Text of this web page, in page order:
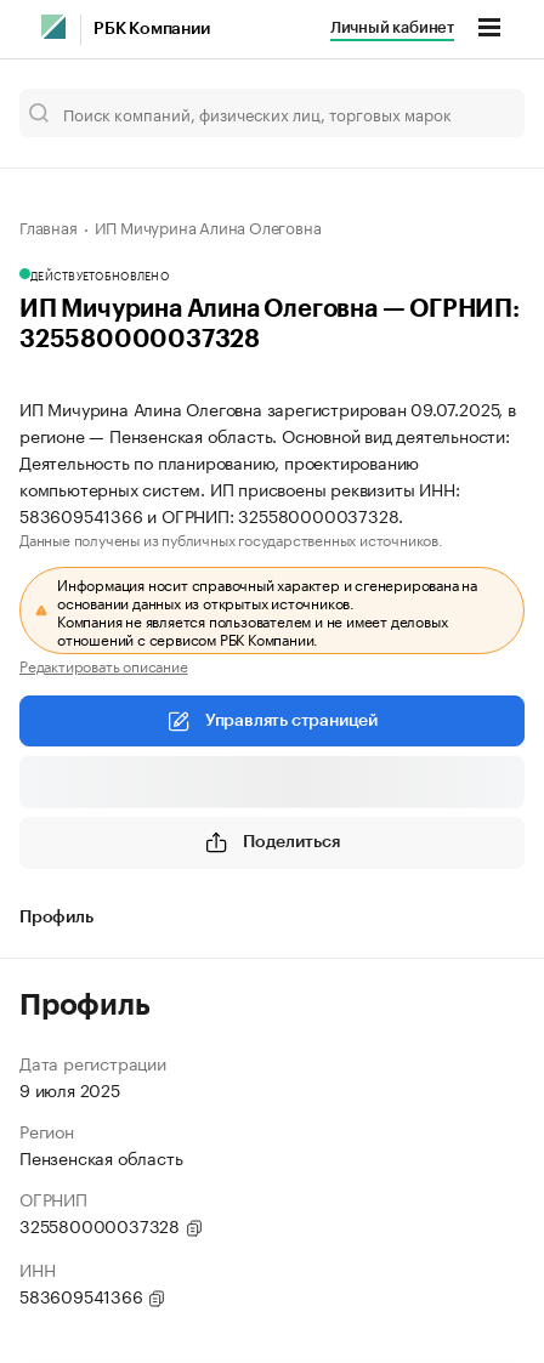
РБК Компании Личный кабинет
Главная ИП Мичурина Алина Олеговна
ДЕЙСТВУЕТОБНОВЛЕНО
ИП Мичурина Алина Олеговна — ОГРНИП:
325580000037328
ИП Мичурина Алина Олеговна зарегистрирован 09.07.2025, в
регионе — Пензенская область. Основной вид деятельности:
Деятельность по планированию, проектированию
компьютерных систем. ИП присвоены реквизиты ИНН:
583609541366 и ОГРНИП: 325580000037328.
Данные получены из публичных государственных источников.
Информация носит справочный характер и сгенерирована на
основании данных из открытых источников.
Компания не является пользователем и не имеет деловых
отношений с сервисом РБК Компании.
Редактировать описание
Управлять страницей
Поделиться
Профиль
Профиль
Дата регистрации
9 июля 2025
Регион
Пензенская область
ОГРНИП
325580000037328
ИНН
583609541366